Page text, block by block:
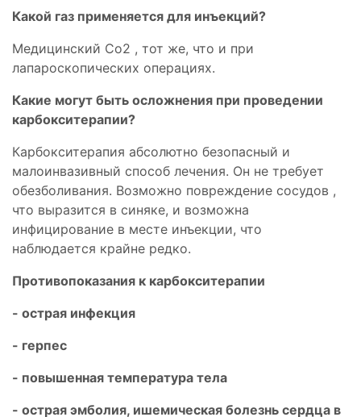
Какой газ применяется для инъекций?
Медицинский Со2 , тот же, что и при
лапароскопических операциях.
Какие могут быть осложнения при проведении
карбокситерапии?
Карбокситерапия абсолютно безопасный и
малоинвазивный способ лечения. Он не требует
обезболивания. Возможно повреждение сосудов ,
что выразится в синяке, и возможна
инфицирование в месте инъекции, что
наблюдается крайне редко.
Противопоказания к карбокситерапии
- острая инфекция
- герпес
- повышенная температура тела
- острая эмболия, ишемическая болезнь сердца в